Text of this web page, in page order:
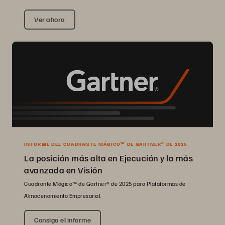
Ver ahora
INFORME DEL CUADRANTE MÁGICO™ DE GARTNER® DE 2025
La posición más alta en Ejecución y la más
avanzada en Visión
Cuadrante Mágico™ de Gartner® de 2025 para Plataformas de
Almacenamiento Empresarial.
Consiga el informe